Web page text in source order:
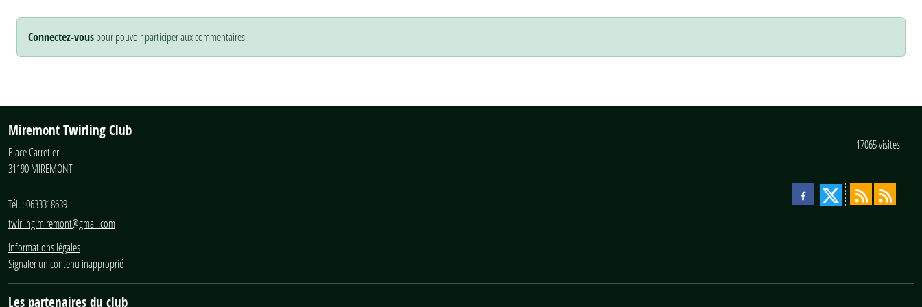
Connectez-vouspour pouvoir participer aux commentaires.
Miremont Twirling Club
Place Carretier
31190MIREMONT
Tél. :0633318639
twirling.miremont@gmail.com
Informations légales
Signaler un contenu inapproprié
17065visites
Les partenaires du club